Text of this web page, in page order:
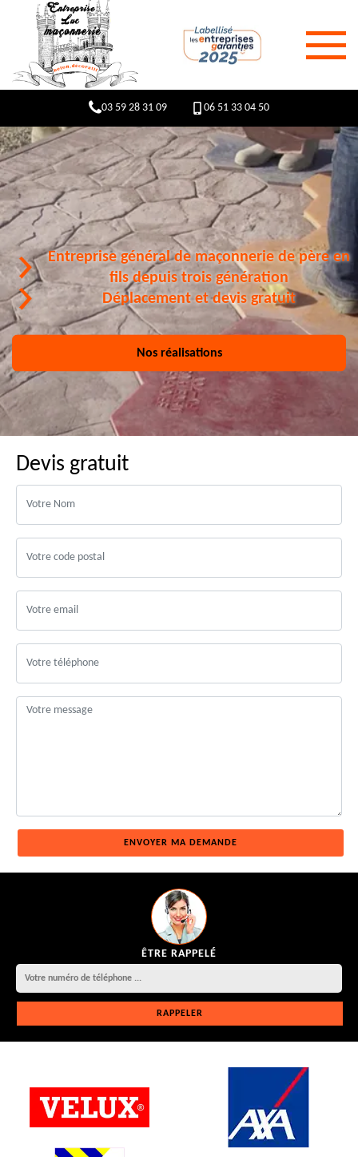
03 59 28 31 09 06 51 33 04 50
Entreprise général de maçonnerie de père en
fils depuis trois génération
Déplacement et devis gratuit
Nos réalisations
Devis gratuit
ÊTRE RAPPELÉ